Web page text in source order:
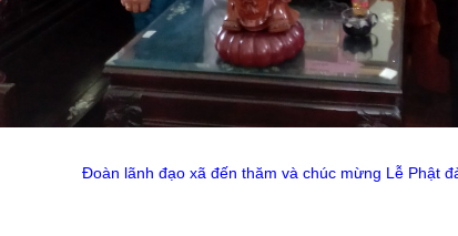
Đoàn lãnh đạo xã đến thăm và chúc mừng Lễ Phật